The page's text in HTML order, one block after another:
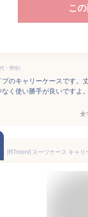
こ
・男性)
のキャリーケースです。
く使い勝手が良いですよ
全